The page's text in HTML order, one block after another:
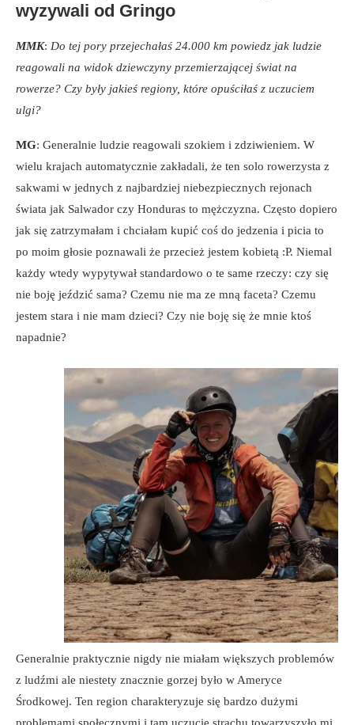
wyzywali od Gringo
MMK: Do tej pory przejechałaś 24.000 km powiedz jak ludzie
reagowali na widok dziewczyny przemierzającej świat na
rowerze? Czy były jakieś regiony, które opuściłaś z uczuciem
ulgi?
MG: Generalnie ludzie reagowali szokiem i zdziwieniem. W
wielu krajach automatycznie zakładali, że ten solo rowerzysta z
sakwami w jednych z najbardziej niebezpiecznych rejonach
świata jak Salwador czy Honduras to mężczyzna. Często dopiero
jak się zatrzymałam i chciałam kupić coś do jedzenia i picia to
po moim głosie poznawali że przecież jestem kobietą :P. Niemal
każdy wtedy wypytywał standardowo o te same rzeczy: czy się
nie boję jeździć sama? Czemu nie ma ze mną faceta? Czemu
jestem stara i nie mam dzieci? Czy nie boję się że mnie ktoś
napadnie?
Generalnie praktycznie nigdy nie miałam większych problemów
z ludźmi ale niestety znacznie gorzej było w Ameryce
Środkowej. Ten region charakteryzuje się bardzo dużymi